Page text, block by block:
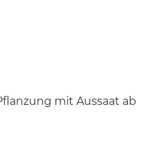
mit Aussaat ab